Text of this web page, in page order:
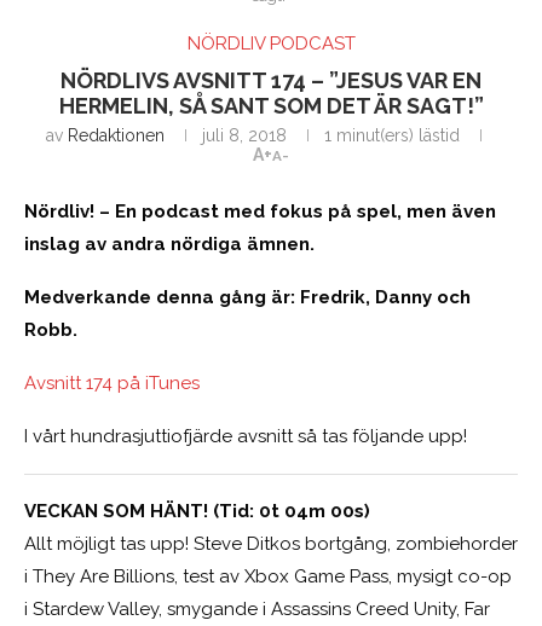
NÖRDLIV PODCAST
NÖRDLIVS AVSNITT 174 – ”JESUS VAR EN
HERMELIN, SÅ SANT SOM DET ÄR SAGT!”
av Redaktionen juli 8, 2018
1 minut(ers) lästid
A+A-
Nördliv! – En podcast med fokus på spel, men även
inslag av andra nördiga ämnen.
Medverkande denna gång är: Fredrik, Danny och
Robb.
Avsnitt 174 på iTunes
I vårt hundrasjuttiofjärde avsnitt så tas följande upp!
VECKAN SOM HÄNT! (Tid: 0t 04m 00s)
Allt möjligt tas upp! Steve Ditkos bortgång, zombiehorder
i They Are Billions, test av Xbox Game Pass, mysigt co-op
i Stardew Valley, smygande i Assassins Creed Unity, Far